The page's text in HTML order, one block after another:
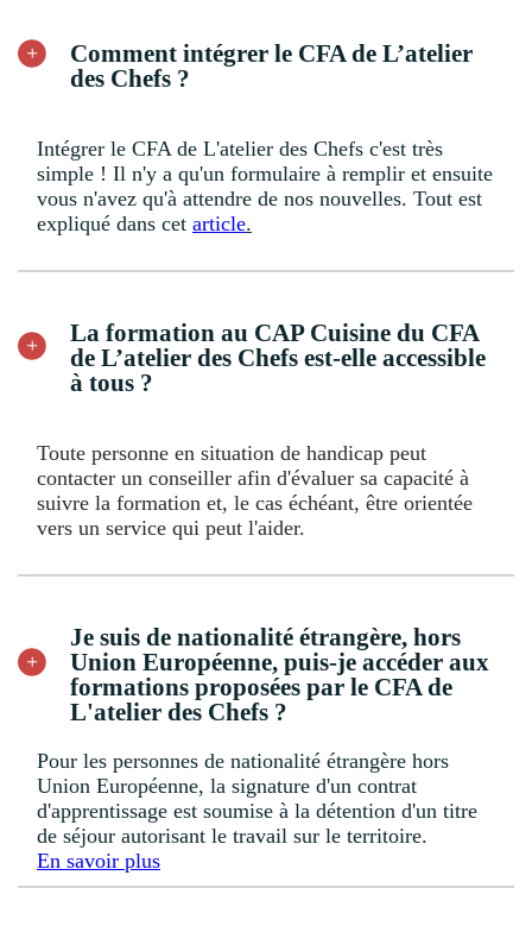
Comment intégrer le CFA de L’atelier
des Chefs ?
Intégrer le CFA de L'atelier des Chefs c'est très
simple ! Il n'y a qu'un formulaire à remplir et ensuite
vous n'avez qu'à attendre de nos nouvelles. Tout est
expliqué dans cet article.
La formation au CAP Cuisine du CFA
de L’atelier des Chefs est-elle accessible
à tous ?
Toute personne en situation de handicap peut
contacter un conseiller afin d'évaluer sa capacité à
suivre la formation et, le cas échéant, être orientée
vers un service qui peut l'aider.
Je suis de nationalité étrangère, hors
Union Européenne, puis-je accéder aux
formations proposées par le CFA de
L'atelier des Chefs ?
Pour les personnes de nationalité étrangère hors
Union Européenne, la signature d'un contrat
d'apprentissage est soumise à la détention d'un titre
de séjour autorisant le travail sur le territoire.
En savoir plus